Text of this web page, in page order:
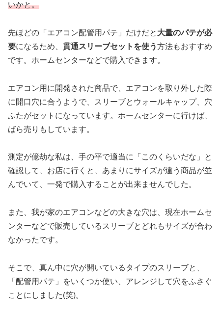
いかと。
先ほどの「エアコン配管用パテ」だけだと 大量のパテが必
要になるため、 貫通スリーブセットを使う方法もおすすめ
です。ホームセンターなどで購入できます。
エアコン用に開発された商品で、エアコンを取り外した際
に開口穴に合うようで、スリーブとウォールキャップ、穴
ふたがセットになっています。ホームセンターに行けば、
ばら売りもしています。
測定が億劫な私は、手の平で適当に「このくらいだな」と
確認して、お店に行くと、あまりにサイズが違う商品が並
んでいて、一発で購入することが出来ませんでした。
また、我が家のエアコンなどの大きな穴は、現在ホームセ
ンターなどで販売しているスリーブとどれもサイズが合わ
なかったです。
そこで、真ん中に穴が開いているタイプのスリーブと、
「配管用パテ」をいくつか使い、アレンジして穴をふさぐ
ことにしました(笑)。